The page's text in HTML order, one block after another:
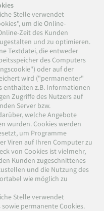
Stelle verwendet
um die Online-
Zeit des Kunden
und zu optimieren.
Textdatei, die entweder
des Computers
oder auf der
wird ("permanenter"
enthalten z.B. Informationen
Zugriffe des Nutzers auf
Server bzw.
welche Angebote
wurden. Cookies werden
um Programme
Viren auf Ihren Computer zu
von Cookies ist vielmehr,
Kunden zugeschnittenes
und die Nutzung des
wie möglich zu
Stelle verwendet
sowie permanente Cookies.